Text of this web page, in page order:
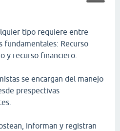
tipo requiere entre
fundamentales: Recurso
y recurso financiero.
se encargan del manejo
prespectivas
informan y registran